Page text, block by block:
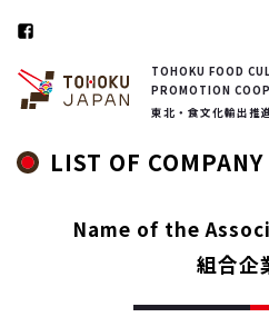
TOHOKU FOOD
PROMOTION
東北・食文化輸出推
LIST OF COMPANY
Name of the
組合企